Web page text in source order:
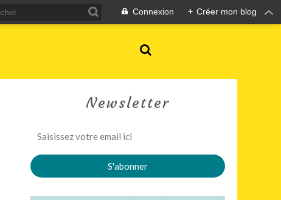
Connexion + Créer mon blog
Newsletter